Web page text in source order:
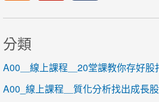
分類
A00＿線上課程＿20堂課教你存好股
A00_線上課程＿質化分析找出成長股